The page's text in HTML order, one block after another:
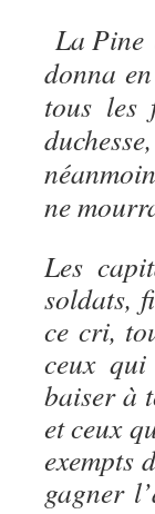
La Pine
donna
tous les
ne
Les
soldats,
ce cri,
ceux
baiser à
et ceux
exempts
gagner